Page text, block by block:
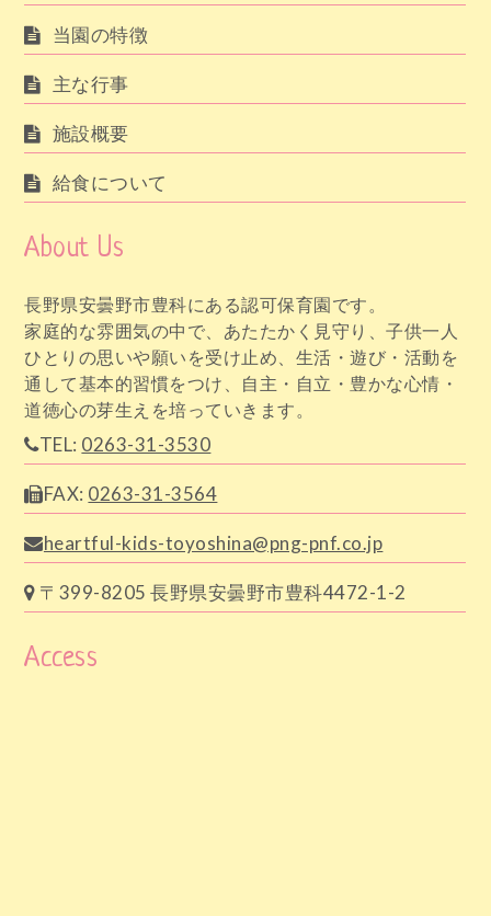
当園の特徴
主な行事
施設概要
給食について
About Us
長野県安曇野市豊科にある認可保育園です。
家庭的な雰囲気の中で、あたたかく見守り、子供一人
ひとりの思いや願いを受け止め、生活・遊び・活動を
通して基本的習慣をつけ、自主・自立・豊かな心情・
道徳心の芽生えを培っていきます。
TEL: 0263-31-3530
FAX: 0263-31-3564
heartful-kids-toyoshina@png-pnf.co.jp
〒399-8205 長野県安曇野市豊科4472-1-2
Access